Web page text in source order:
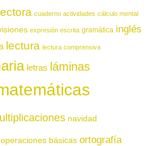
cuaderno actividades cálculo mental
expresión escrita gramática inglés
lectura lectura comprensiva
letras láminas
navidad
operaciones básicas ortografía